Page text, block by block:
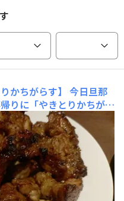
かちがらす】 今日旦那
りに「やきとりかちがら
賀人のソウルフードだ
味しい😋アイキャッチ
では焼鳥と言われてる
やつ」豚とか牛は“串